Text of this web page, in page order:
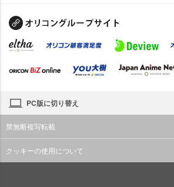
PC版に切り替え
禁無断複写転載
クッキーの使用について